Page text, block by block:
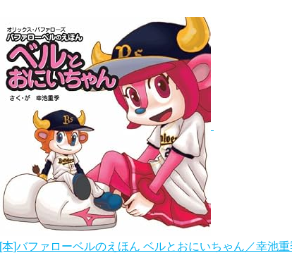
[本]バファローベルのえほん ベルとおにいちゃん／幸池重